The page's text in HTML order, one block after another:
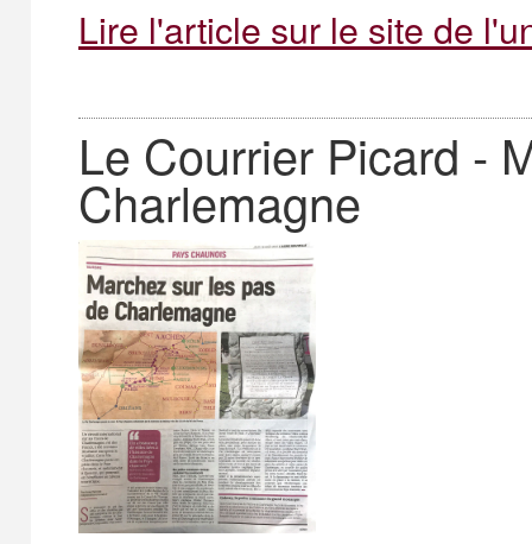
Lire l'article sur le site de
Le Courrier Picard -
Charlemagne